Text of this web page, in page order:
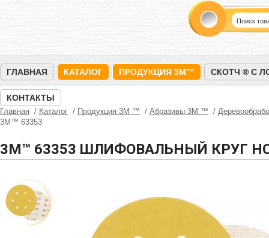
ГЛАВНАЯ КАТАЛОГ ПРОДУКЦИЯ 3M™ СКОТЧ ® С
КОНТАКТЫ
Главная Каталог Продукция 3M ™ Абразивы 3М ™
3M™ 63353
3M™ 63353 ШЛИФОВАЛЬНЫЙ КРУГ